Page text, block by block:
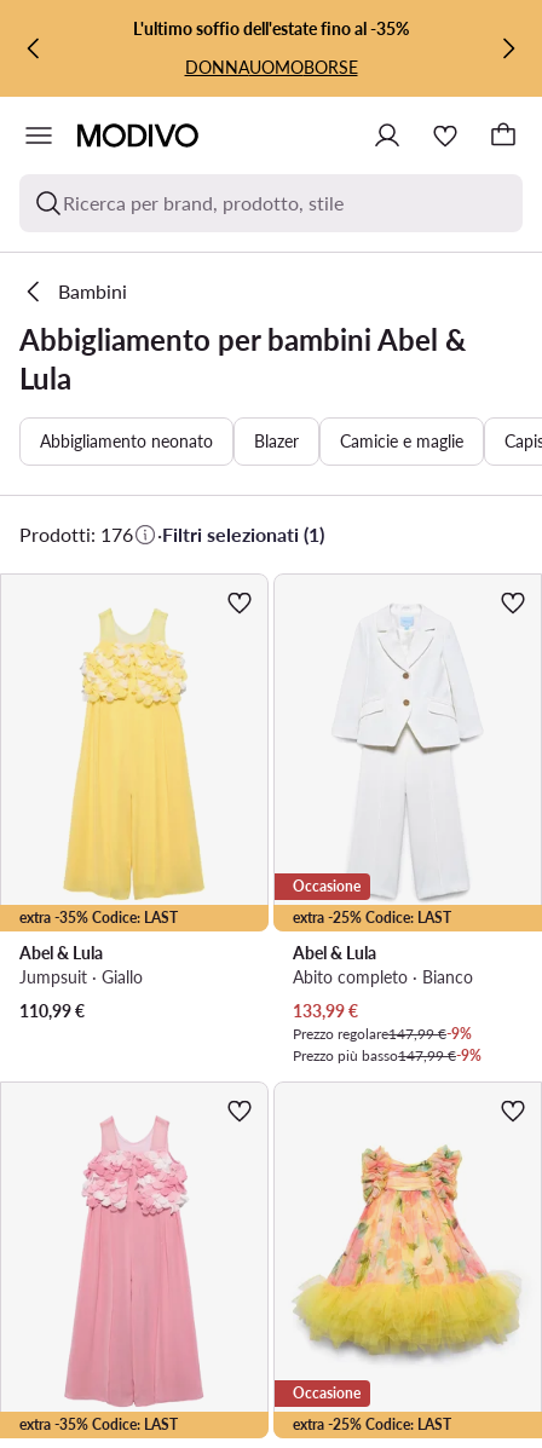
VAI AL CONTENUTO PRINCIPALE
VAI ALLA RICERCAL'ultimo soffio dell'estate fino al -35%
DONNAUOMOBORSE
Ricerca per brand, prodotto, stile
Bambini
Abbigliamento per bambini Abel &
Lula
Abbigliamento neonato Blazer Camicie e maglie
Prodotti: 176 ·Filtri selezionati (1)
extra -35% Codice: LAST
Abel & Lula
Jumpsuit · Giallo
110,99€
extra -25% Codice: LAST
Occasione
Abel & Lula
Abito completo · Bianco
Prezzo attuale
133,99€
Prezzo regolare147,99 €-9%
Prezzo più basso147,99 €-9%
extra -35% Codice: LAST extra -25% Codice: LAST
Occasione